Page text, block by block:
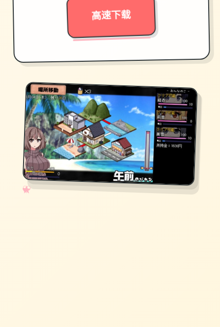
高速下载
✧
♡
★
♥